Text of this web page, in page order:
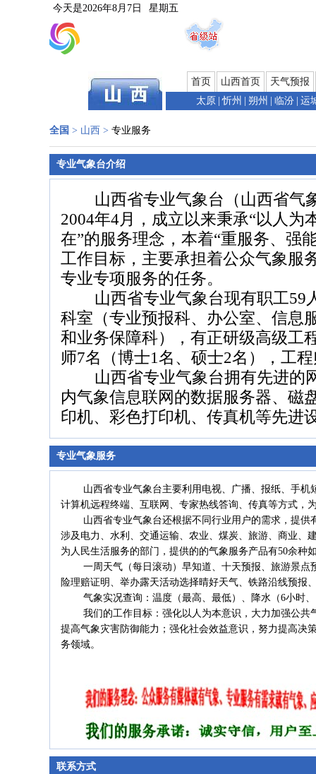
今天是2026年8月7日 星期五
首页 山西首页
天气预报
太原
忻州 朔州 临汾 运
全国 > 山西 > 专业服务
专业气象台介绍
山西省专业气象台（山西省气
2004年4月，成立以来秉承“以人为
在”的服务理念，本着“重服务、强
工作目标，主要承担着公众气象服
专业专项服务的任务。
山西省专业气象台现有职工59
科室（专业预报科、办公室、信息
和业务保障科），有正研级高级工
师7名（博士1名、硕士2名），工
山西省专业气象台拥有先进的
内气象信息联网的数据服务器、磁
印机、彩色打印机、传真机等先进
专业气象服务
山西省专业气象台主要利用电视、广播、报纸、手机
计算机远程终端、互联网、专家热线答询、传真等方式，
山西省专业气象台还根据不同行业用户的需求，提供
涉及电力、水利、交通运输、农业、煤炭、旅游、商业、
为人民生活服务的部门，提供的的气象服务产品有50余种
一周天气（每日滚动）早知道、十天预报、旅游景点
险理赔证明、举办露天活动选择晴好天气、铁路沿线预报
气象实况查询：温度（最高、最低）、降水（6小时、
我们的工作目标：强化以人为本意识，大力加强公共
提高气象灾害防御能力；强化社会效益意识，努力提高决
务领域。
联系方式